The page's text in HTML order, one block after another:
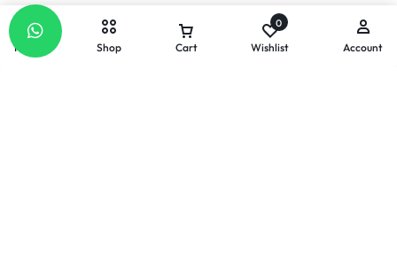
Home Shop Cart
0
Wishlist Account